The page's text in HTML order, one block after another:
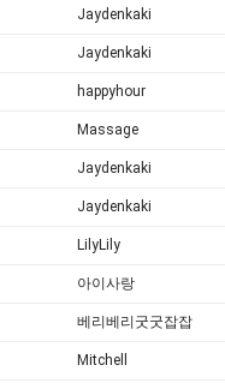
Jaydenkaki
Jaydenkaki
happyhour
Massage
Jaydenkaki
Jaydenkaki
LilyLily
아이사랑
베리베리굿굿잡잡
Mitchell